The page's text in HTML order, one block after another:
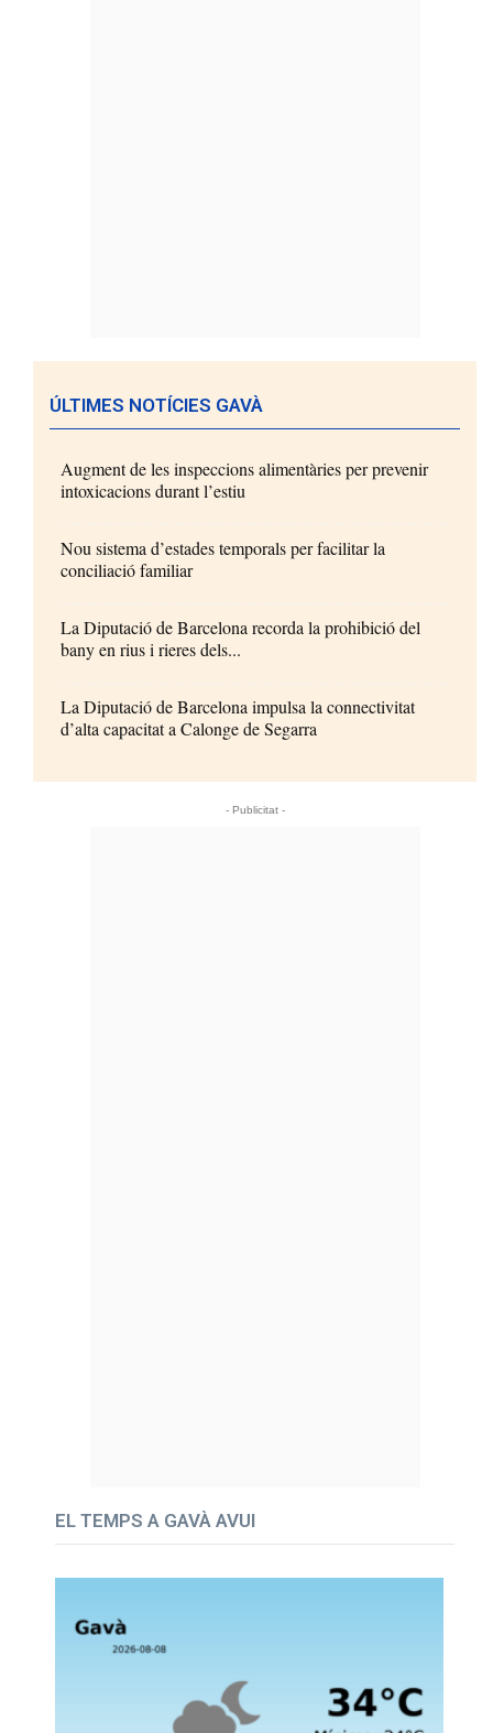
ÚLTIMES NOTÍCIES GAVÀ
Augment de les inspeccions alimentàries per prevenir
intoxicacions durant l’estiu
Nou sistema d’estades temporals per facilitar la
conciliació familiar
La Diputació de Barcelona recorda la prohibició del
bany en rius i rieres dels...
La Diputació de Barcelona impulsa la connectivitat
d’alta capacitat a Calonge de Segarra
- Publicitat -
EL TEMPS A GAVÀ AVUI